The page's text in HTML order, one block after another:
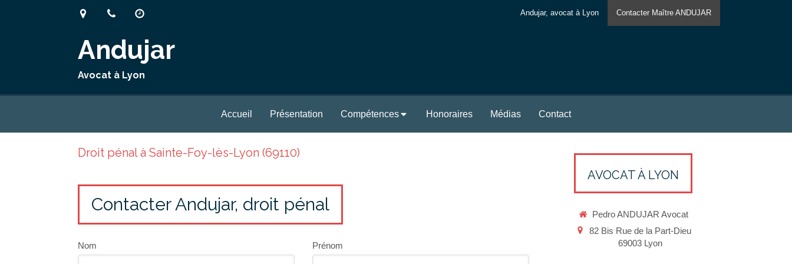
Contacter Maître ANDUJAR
Andujar, avocat à Lyon
Andujar
Avocat à Lyon
Accueil Présentation Compétences Honoraires Médias Contact
Droit pénal à Sainte-Foy-lès-Lyon (69110)
Contacter Andujar, droit pénal
Nom Prénom
AVOCAT À LYON
Pedro ANDUJAR Avocat
82 Bis Rue de la Part-Dieu
69003 Lyon